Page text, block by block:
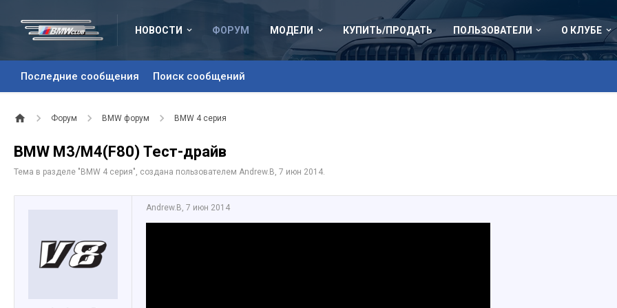
НОВОСТИ ФОРУМ
Последние сообщения Поиск сообщений
МОДЕЛИ КУПИТЬ/ПРОДАТЬ ПОЛЬЗОВАТЕЛИ О КЛУБЕ
Форум BMW форум BMW 4 серия
BMW M3/M4(F80) Тест-драйв
Тема в разделе " BMW 4 серия", создана пользователем Andrew.B, 7 июн 2014.
Andrew.B, 7 июн 2014